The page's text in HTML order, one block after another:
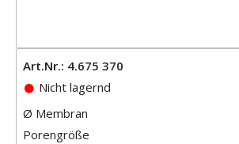
Art.Nr.: 4.675 370
Nicht lagernd
Ø Membran
Porengröße